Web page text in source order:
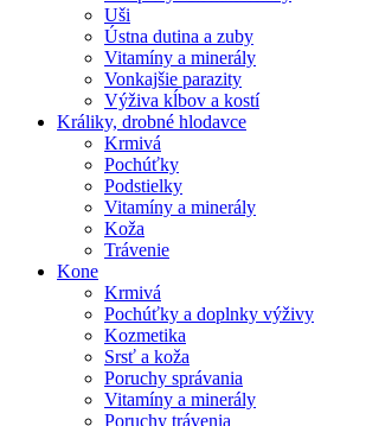
Uši
Ústna dutina a zuby
Vitamíny a minerály
Vonkajšie parazity
Výživa kĺbov a kostí
Králiky, drobné hlodavce
Krmivá
Pochúťky
Podstielky
Vitamíny a minerály
Koža
Trávenie
Kone
Krmivá
Pochúťky a doplnky výživy
Kozmetika
Srsť a koža
Poruchy správania
Vitamíny a minerály
Poruchy trávenia